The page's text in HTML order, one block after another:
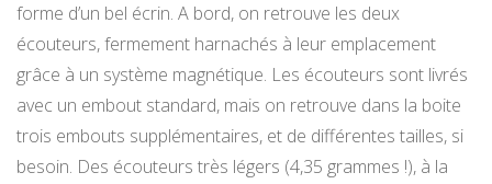
forme d’un bel écrin. A bord, on retrouve les deux
écouteurs, fermement harnachés à leur emplacement
grâce à un système magnétique. Les écouteurs sont livrés
avec un embout standard, mais on retrouve dans la boite
trois embouts supplémentaires, et de différentes tailles, si
besoin. Des écouteurs très légers (4,35 grammes !), à la